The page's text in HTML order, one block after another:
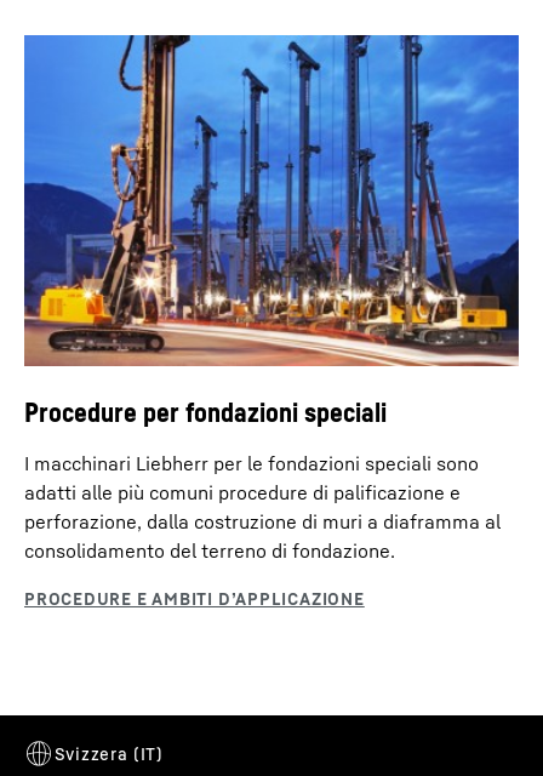
Nel consolidamento suolo dinamico è possibile avvalersi
di un comando automatico che consente di raggiungere
cicli di lavoro precisi, nonché un’usura minima delle funi.
Procedure per fondazioni speciali
I macchinari Liebherr per le fondazioni speciali sono
adatti alle più comuni procedure di palificazione e
perforazione, dalla costruzione di muri a diaframma al
consolidamento del terreno di fondazione.